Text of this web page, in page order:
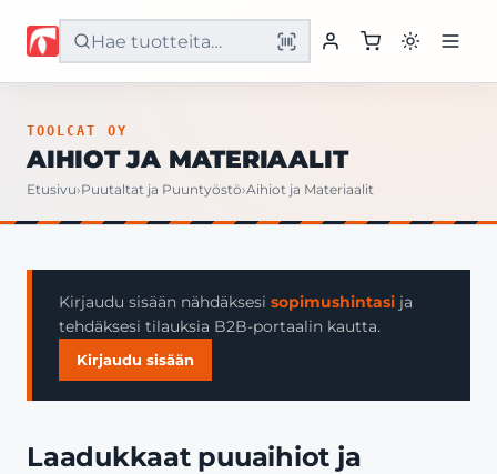
Etusivu
Yritys
Yhteystiedot
TOOLCAT OY
AIHIOT JA MATERIAALIT
Etusivu›Puutaltat ja Puuntyöstö›Aihiot ja Materiaalit
Kirjaudu sisään nähdäksesi sopimushintasi ja
tehdäksesi tilauksia B2B-portaalin kautta.
Kirjaudu sisään
Laadukkaat puuaihiot ja